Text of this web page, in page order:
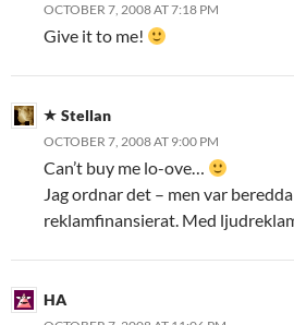
OCTOBER 7, 2008 AT 7:18 PM
Give it to me!
Stellan
OCTOBER 7, 2008 AT 9:00 PM
Can’t buy me lo-ove…
Jag ordnar det – men var
reklamfinansierat. Med
HA